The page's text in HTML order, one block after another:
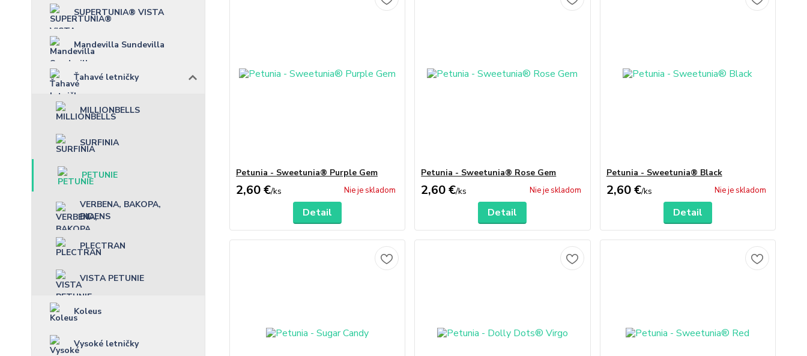
SUPERTUNIA® VISTA
Mandevilla Sundevilla
Ťahavé letničky
MILLIONBELLS
SURFINIA
PETUNIE
VERBENA, BAKOPA,
BIDENS
PLECTRAN
VISTA PETUNIE
Koleus
Vysoké letničky
Petunia - Sweetunia® Purple Gem
2,60 €/ks Nie je skladom
Detail
Petunia - Sweetunia® Rose Gem
2,60 €/ks Nie je skladom
Detail
Petunia - Sweetunia® Black
2,60 €/ks Nie je skladom
Detail